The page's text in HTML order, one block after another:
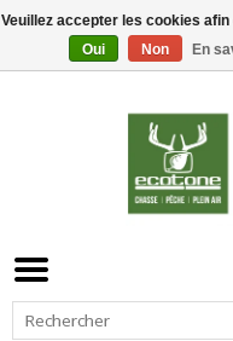
Veuillez accepter les cookies
Oui
Non En